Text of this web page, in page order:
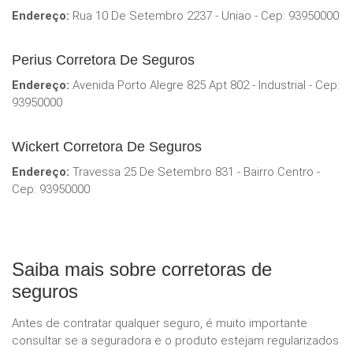
Endereço: Rua 10 De Setembro 2237 - Uniao - Cep: 93950000
Perius Corretora De Seguros
Endereço: Avenida Porto Alegre 825 Apt 802 - Industrial - Cep:
93950000
Wickert Corretora De Seguros
Endereço: Travessa 25 De Setembro 831 - Bairro Centro -
Cep: 93950000
Saiba mais sobre corretoras de
seguros
Antes de contratar qualquer seguro, é muito importante
consultar se a seguradora e o produto estejam regularizados